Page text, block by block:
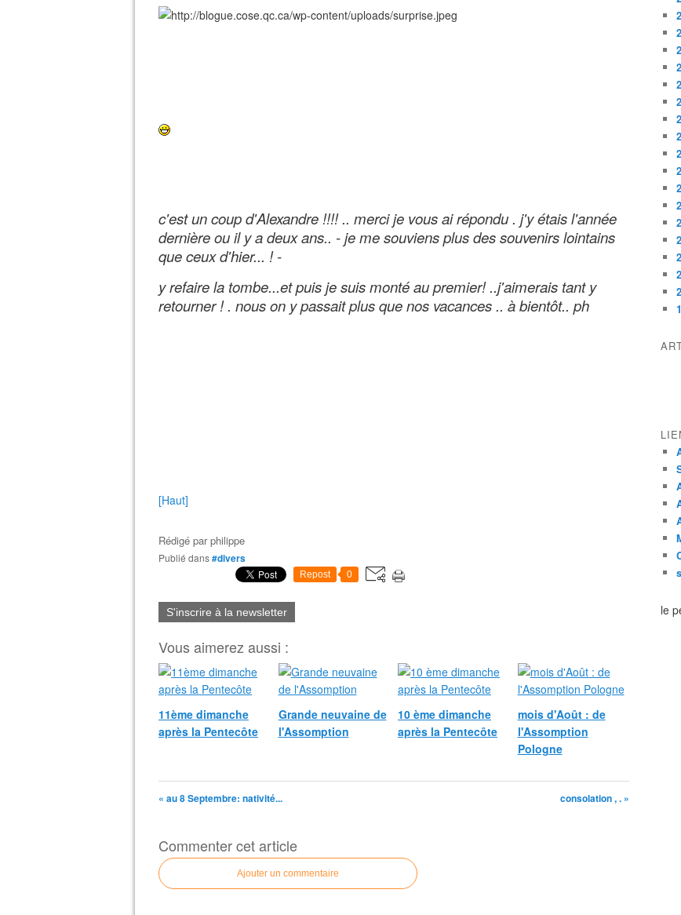
c'est un coup d'Alexandre !!!! .. merci je vous ai répondu . j'y étais l'année
dernière ou il y a deux ans.. - je me souviens plus des souvenirs lointains
que ceux d'hier... ! -
y refaire la tombe...et puis je suis monté au premier! ..j'aimerais tant y
retourner ! . nous on y passait plus que nos vacances .. à bientôt.. ph
[Haut]
Rédigé parphilippe
Publié dans#divers
Repost 0
S'inscrire à la newsletter
Vous aimerez aussi :
11ème dimanche
après la Pentecôte
Grande neuvaine de
l'Assomption
10 ème dimanche
après la Pentecôte
mois d'Août : de
l'Assomption
Pologne
« au 8 Septembre: nativité... consolation , . »
Commenter cet article
Ajouter un commentaire
le